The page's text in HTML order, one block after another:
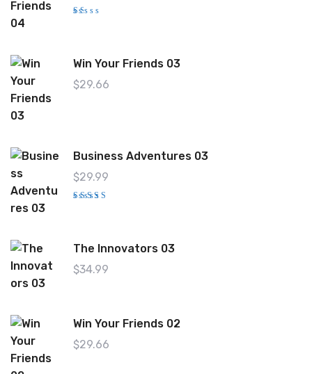
o
o
n
Win Your Friends 03
$29.66
Business Adventures 03
$29.99
The Innovators 03
$34.99
Win Your Friends 02
$29.66